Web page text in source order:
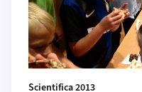
Scientifica 2013